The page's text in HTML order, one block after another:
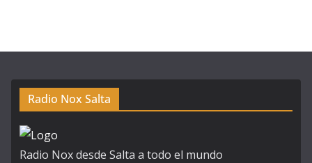
Radio Nox Salta
Radio Nox desde Salta a todo el mundo